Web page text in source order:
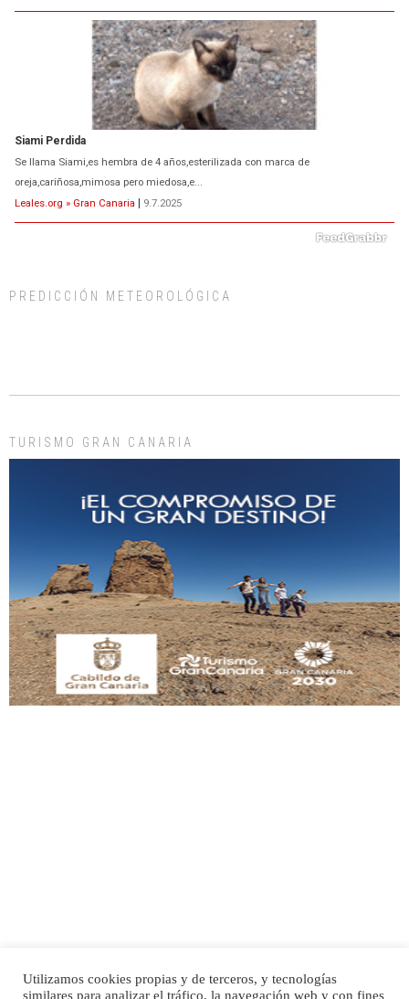
Siami Perdida
Se llama Siami,es hembra de 4 años,esterilizada con marca de
oreja,cariñosa,mimosa pero miedosa,e...
Leales.org » Gran Canaria | 9.7.2025
días, ella incluida...
Gato manso encontrado
Este gato macho ha aparecido en la calle hace menos de un mes, es muy
manso y extremadamente cari...
Leales.org » Gran Canaria | 9.7.2025
SHIBA PERDIDO AVDA JOSE MESA Y LOPEZ
PREDICCIÓN METEOROLÓGICA
TURISMO GRAN CANARIA
Utilizamos cookies propias y de terceros, y tecnologías
similares para analizar el tráfico, la navegación web y con fines